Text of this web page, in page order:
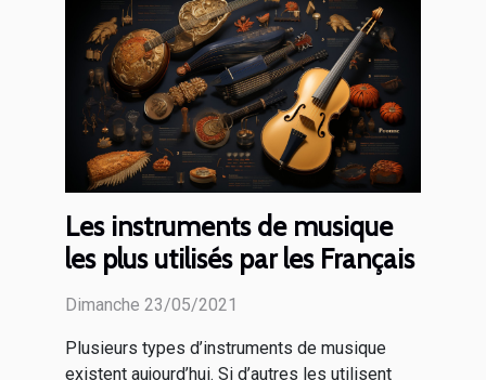
Les instruments de musique
les plus utilisés par les Français
Dimanche 23/05/2021
Plusieurs types d’instruments de musique
existent aujourd’hui. Si d’autres les utilisent